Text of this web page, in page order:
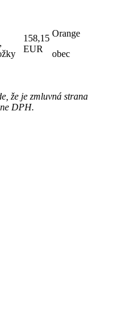
158,15
EUR
Orange
obec
že je zmluvná strana
DPH.